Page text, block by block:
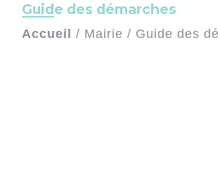
Guide des démarches
Accueil / Mairie / Guide des